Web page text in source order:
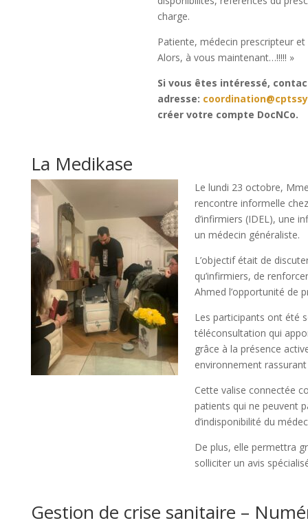
charge.
Patiente, médecin prescripteur
Alors, à vous maintenant…!!!!! »
Si vous êtes intéressé,
adresse:
créer votre compte DocNCo.
La Medikase
Le lundi 23 octobre,
rencontre informelle
d’infirmiers (IDEL), une
un médecin généraliste.
L’objectif était de
qu’infirmiers, de
Ahmed l’opportunité de
Les participants ont été
téléconsultation qui
grâce à la présence
environnement
Cette valise connectée
patients qui ne peuvent
d’indisponibilité du
De plus, elle permettra
solliciter un avis
Gestion de crise sanitaire –